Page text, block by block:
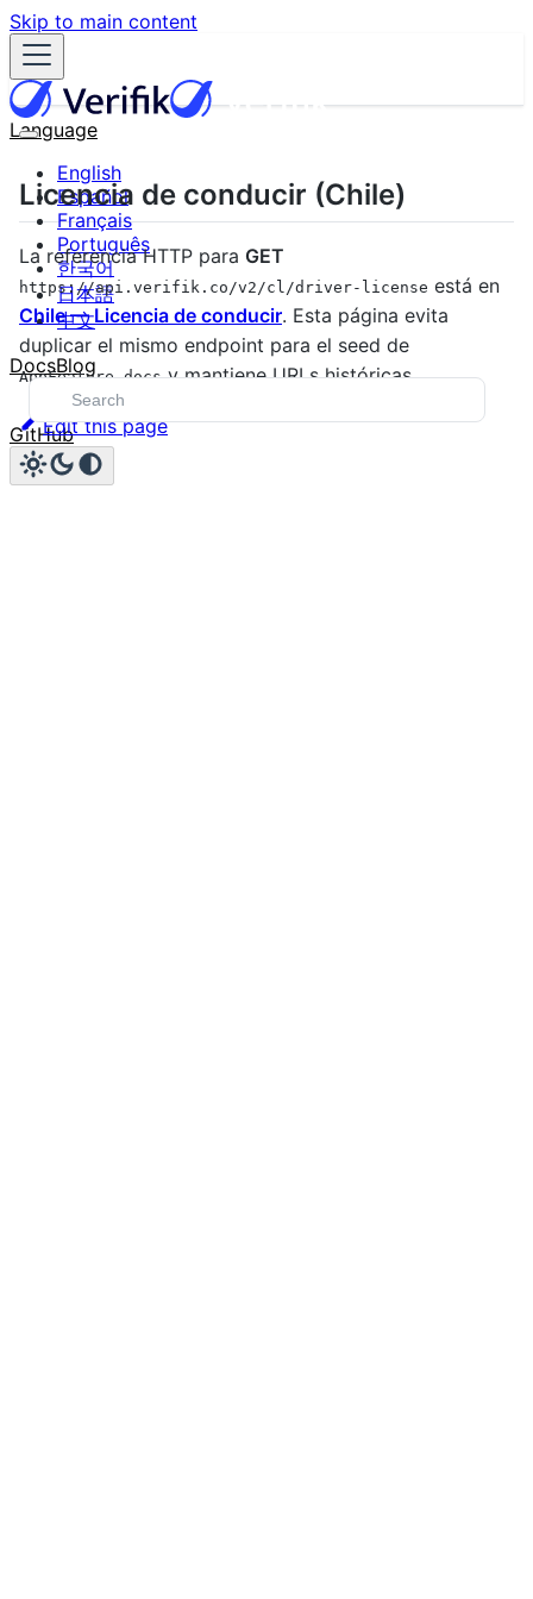
Skip to main content
Language
English
Español
Français
Português
한국어
日本語
中文
DocsBlog
GitHub
Licencia de conducir (Chile)
La referencia HTTP para GET
https://api.verifik.co/v2/cl/driver-license está en
Chile — Licencia de conducir. Esta página evita
duplicar el mismo endpoint para el seed de
AppFeature.docsy mantiene URLs históricas.
Edit this page